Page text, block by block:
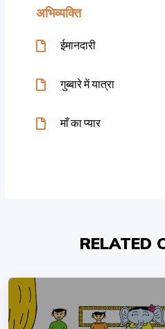
अभिव्यक्ति
ईमानदारी
गुब्बारे में यात्रा
माँ का प्यार
RELATED